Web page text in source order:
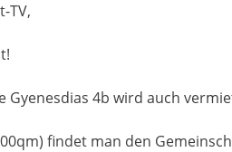
TV,
Gyenesdias 4b wird auch
findet man den